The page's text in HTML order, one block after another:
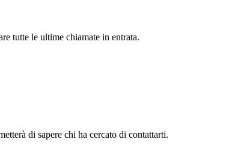
tutte le ultime chiamate in entrata.
di sapere chi ha cercato di contattarti.